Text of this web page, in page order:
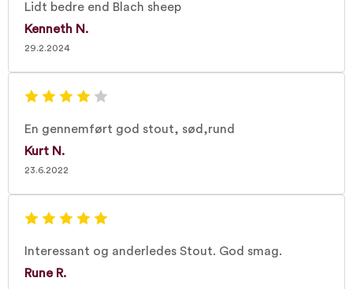
Lidt bedre end Blach sheep
Kenneth N.
29.2.2024
En gennemført god stout, sød,rund
Kurt N.
23.6.2022
Interessant og anderledes Stout. God smag.
Rune R.